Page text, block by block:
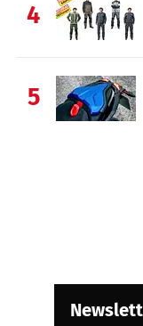
4
5